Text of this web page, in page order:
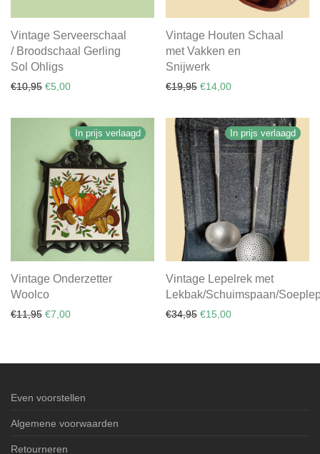
Vintage Serveerschaal
/ Broodschaal Gerling
Sol Ohligs
€10,95 Oorspronkelijke prijs was: €10,95.
€5,00Huidige prijs is: €5,00.
Vintage Houten Schaal
met Vakken en
Snijwerk
€19,95 Oorspronkelijke prijs was:
€14,00Huidige prijs is:
In prijs verlaagd
Vintage Onderzetter
Woolco
€11,95 Oorspronkelijke prijs was: €11,95.
€7,00Huidige prijs is: €7,00.
In prijs verlaagd
Vintage Lepelrek met
Lekbak/Schuimspaan/
€34,95 Oorspronkelijke prijs was:
€15,00Huidige prijs is:
Even voorstellen
Algemene voorwaarden
Retourneren